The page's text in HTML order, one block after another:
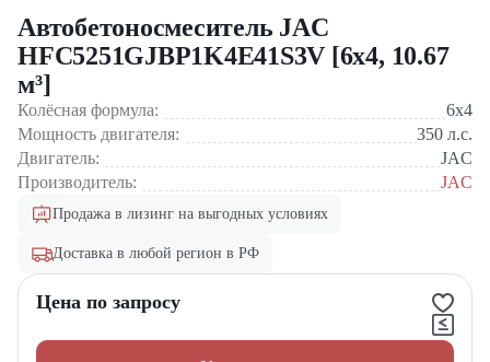
Автобетоносмеситель JAC
HFC5251GJBP1K4E41S3V [6x4, 10.67
м³]
Колёсная формула:
6x4
Мощность двигателя:
350 л.с.
Двигатель:
JAC
Производитель:
JAC
Продажа в лизинг на выгодных условиях
Доставка в любой регион в РФ
Цена по запросу